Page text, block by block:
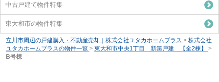
中古戸建て物件特集
東大和市の物件特集
立川市周辺の戸建購入・不動産売却｜株式会社ユタカホームプラス > 株式会社
ユタカホームプラスの物件一覧 > 東大和市中央1丁目 新築戸建 【全2棟】
>
B号棟